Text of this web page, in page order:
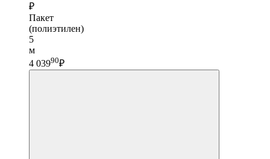
₽
Пакет
(полиэтилен)
5
м
4 03990₽